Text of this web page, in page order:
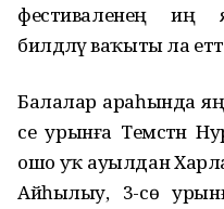
фестиваленең иң
билдәләү ваҡыты ла
Балалар араһында
се урынға Темәстән
ошо уҡ ауылдан
Айһылыу, 3-сө